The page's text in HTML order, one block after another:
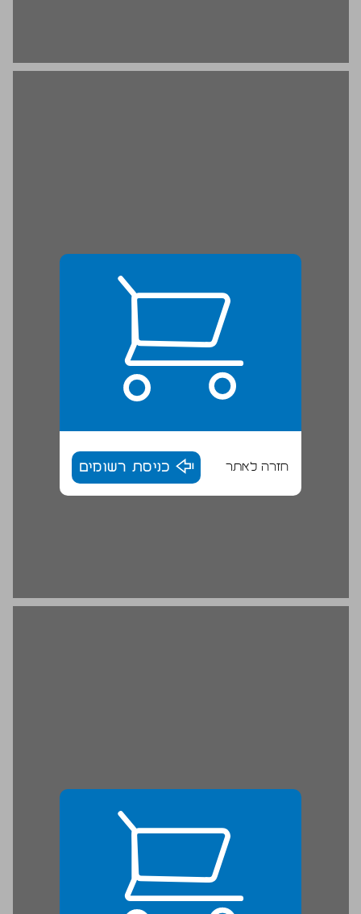
חזרה לאתר כניסת רשומים
פרק ראשון לאומיות: דקדוק של הדרה חברתית ... 21